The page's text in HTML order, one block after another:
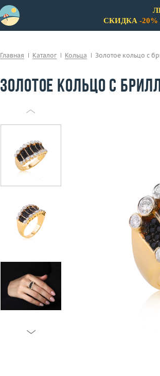
СКИДКА -20%
Главная Каталог Кольца Золотое кольцо с
Золотое кольцо с